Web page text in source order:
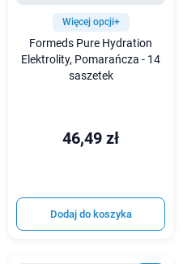
Więcej opcji+
Formeds Pure Hydration
Elektrolity, Pomarańcza - 14
saszetek
46,49 zł
Dodaj do koszyka